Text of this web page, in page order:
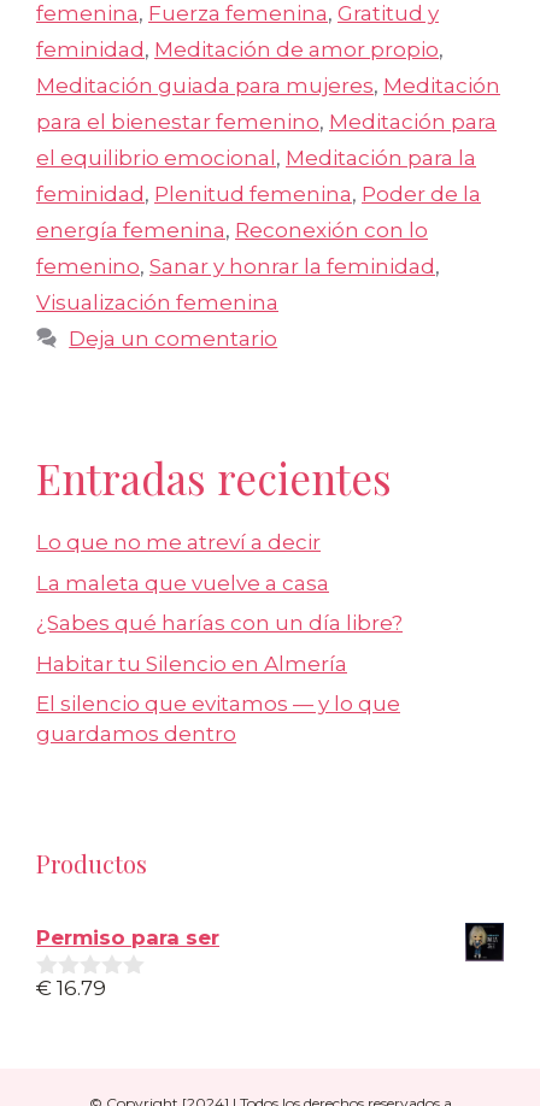
femenina, Fuerza femenina, Gratitud y
feminidad , Meditación de amor propio,
Meditación guiada para mujeres, Meditación
para el bienestar femenino, Meditación para
el equilibrio emocional , Meditación para la
feminidad , Plenitud femenina, Poder de la
energía femenina, Reconexión con lo
femenino, Sanar y honrar la feminidad ,
Visualización femenina
Deja un comentario
Entradas recientes
Lo que no me atreví a decir
La maleta que vuelve a casa
¿Sabes qué harías con un día libre?
Habitar tu Silencio en Almería
El silencio que evitamos — y lo que
guardamos dentro
Productos
Permiso para ser
0
€ 16.79